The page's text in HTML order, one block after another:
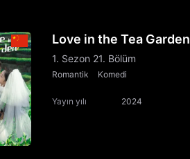
Love in the Tea Garden
1. Sezon 21. Bölüm
Romantik Komedi
Yayın yılı 2024